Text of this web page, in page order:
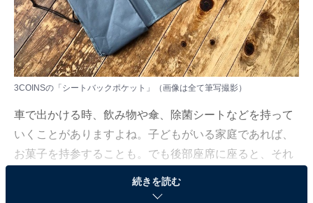
3COINSの「シートバックポケット」（画像は全て筆写撮影）
車で出かける時、飲み物や傘、除菌シートなどを持って
いくことがありますよね。子どもがいる家庭であれば、
お菓子を持参することも。でも後部座席に座ると、それ
らを収納する場所が限られてしまい、結局バッグの中に
続きを読む